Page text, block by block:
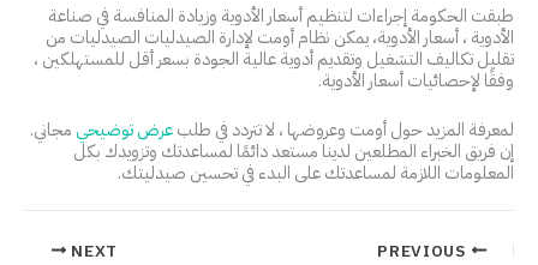
طبقت الحكومة إجراءات لتنظيم أسعار الأدوية وزيادة المنافسة في صناعة
الأدوية ، أسعار الأدوية، يمكن نظام أومت لإدارة الصيدليات الصيدليات من
تقليل تكاليف التشغيل وتقديم أدوية عالية الجودة بسعر أقل للمستهلكين ،
وفقًا لإحصائيات أسعار الأدوية.
لمعرفة المزيد حول أومت وعروضها ، لا تتردد في طلبعرض توضيحي مجاني.
إن فريق الخبراء المطلعين لدينا مستعد دائمًا لمساعدتك وتزويدك بكل
المعلومات اللازمة لمساعدتك على البدء في تحسين صيدليتك.
NEXT